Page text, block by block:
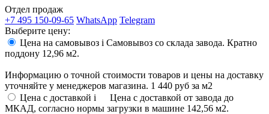
Отдел продаж
+7 495 150-09-65 WhatsApp Telegram
Выберите цену:
Цена на самовывоз i Самовывоз со склада завода. Кратно
поддону 12,96 м2.
Информацию о точной стоимости товаров и цены на доставку
уточняйте у менеджеров магазина. 1 440 руб за м2
Цена с доставкой i
Цена с доставкой от завода до
МКАД, согласно нормы загрузки в машине 142,56 м2.